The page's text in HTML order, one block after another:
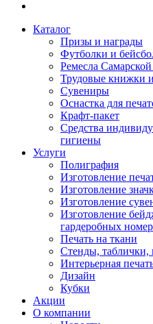
Каталог
Призы и награды
Футболки и
Ремесла
Трудовые книжки
Сувениры
Оснастка для
Крафт-пакет
Средства
гигиены
Услуги
Полиграфия
Изготовление
Изготовление
Изготовление
Изготовление
гардеробных
Печать на ткани
Стенды, таблички,
Интерьерная
Дизайн
Кубки
Акции
О компании